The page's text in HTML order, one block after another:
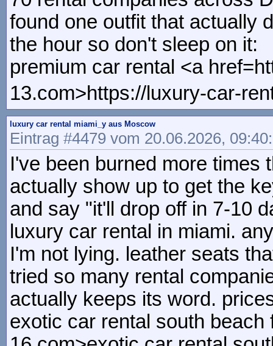
found one outfit that actually
the hour so don't sleep on it:
premium car rental <a
13.com>https://luxury-car-
luxury car rental miami_y aus Moscow
Eintrag #4479 vom 20.06.2026,
I've been burned more times
actually show up to get the
and say "it'll drop off in 7-10
luxury car rental in miami.
I'm not lying. leather seats
tried so many rental
actually keeps its word.
exotic car rental south